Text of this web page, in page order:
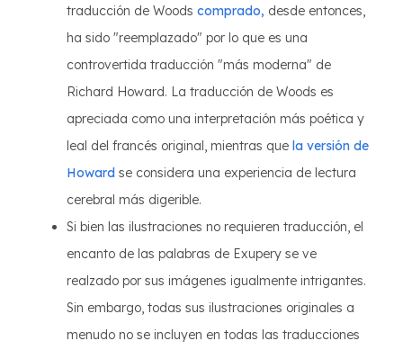
traducción de Woods comprado, desde entonces,
ha sido "reemplazado" por lo que es una
controvertida traducción "más moderna" de
Richard Howard. La traducción de Woods es
apreciada como una interpretación más poética y
leal del francés original, mientras que la versión de
Howard se considera una experiencia de lectura
cerebral más digerible.
Si bien las ilustraciones no requieren traducción, el
encanto de las palabras de Exupery se ve
realzado por sus imágenes igualmente intrigantes.
Sin embargo, todas sus ilustraciones originales a
menudo no se incluyen en todas las traducciones